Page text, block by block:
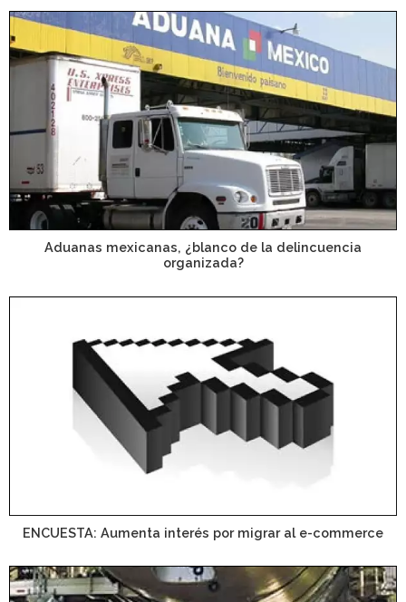
Aduanas mexicanas, ¿blanco de la delincuencia
organizada?
ENCUESTA: Aumenta interés por migrar al e-commerce